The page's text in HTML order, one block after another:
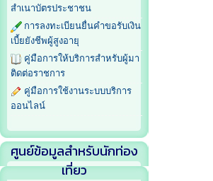
สำเนาบัตรประชาชน
การลงทะเบียนยื่นคำขอรับเงิน
เบี้ยยังชีพผู้สูงอายุ
คู่มือการให้บริการสำหรับผู้มา
ติดต่อราชการ
คู่มือการใช้งานระบบบริการ
ออนไลน์
ศูนย์ข้อมูลสำหรับนักท่อง
เที่ยว